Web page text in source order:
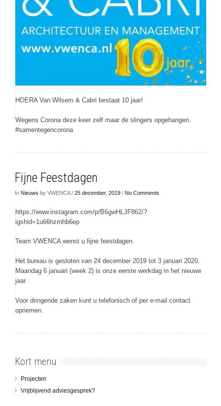
HOERA Van Wilsem & Cabri bestaat 10 jaar!
Wegens Corona deze keer zelf maar de slingers opgehangen.
#samentegencorona
Fijne Feestdagen
In Nieuws by VWENCA / 25 december, 2019 / No Comments
https://www.instagram.com/p/B6gwHLJF862/?
igshid=1u66hzrnhb6ep
Team VWENCA wenst u fijne feestdagen.
Het bureau is gesloten van 24 december 2019 tot 3 januari 2020.
Maandag 6 januari (week 2) is onze eerste werkdag in het nieuwe
jaar.
Voor dringende zaken kunt u telefonisch of per e-mail contact
opnemen.
Kort menu
Projecten
Vrijblijvend adviesgesprek?